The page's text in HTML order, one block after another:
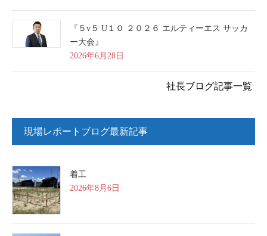
『５v５ U１０ ２０２６ エルティーエス サッカ
ー大会』
2026年6月28日
社長ブログ記事一覧
現場レポートブログ最新記事
着工
2026年8月6日